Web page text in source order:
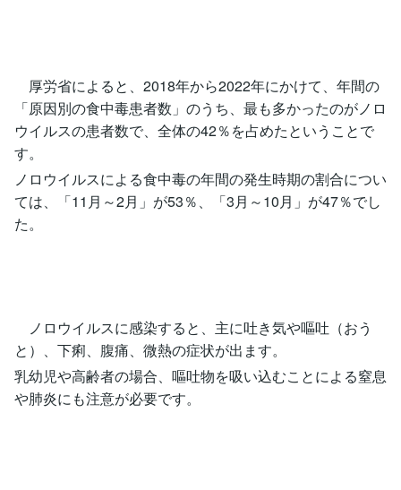
厚労省によると、2018年から2022年にかけて、年間の
「原因別の食中毒患者数」のうち、最も多かったのがノロ
ウイルスの患者数で、全体の42％を占めたということで
す。
ノロウイルスによる食中毒の年間の発生時期の割合につい
ては、「11月～2月」が53％、「3月～10月」が47％でし
た。
ノロウイルスに感染すると、主に吐き気や嘔吐（おう
と）、下痢、腹痛、微熱の症状が出ます。
乳幼児や高齢者の場合、嘔吐物を吸い込むことによる窒息
や肺炎にも注意が必要です。